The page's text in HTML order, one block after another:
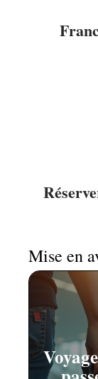
Mise en